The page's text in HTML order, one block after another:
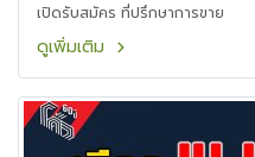
เปิดรับสมัคร ที่ปรึกษาการขาย
ดูเพิ่มเติม